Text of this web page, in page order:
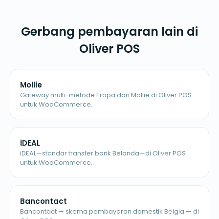
Gerbang pembayaran lain di
Oliver POS
Mollie
Gateway multi-metode Eropa dari Mollie di Oliver POS
untuk WooCommerce.
iDEAL
iDEAL—standar transfer bank Belanda—di Oliver POS
untuk WooCommerce.
Bancontact
Bancontact — skema pembayaran domestik Belgia — di